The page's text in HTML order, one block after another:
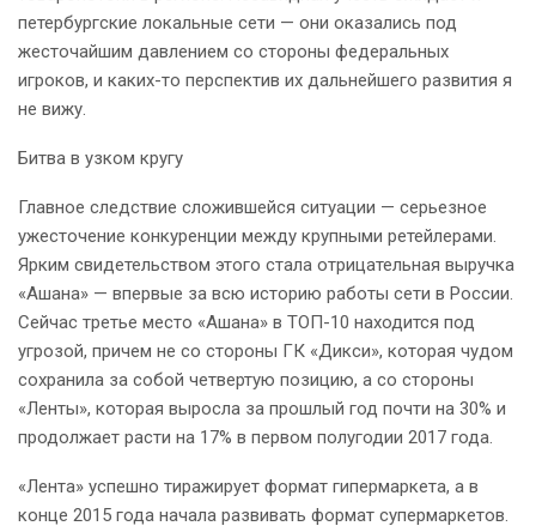
петербургские локальные сети — они оказались под
жесточайшим давлением со стороны федеральных
игроков, и каких-то перспектив их дальнейшего развития я
не вижу.
Битва в узком кругу
Главное следствие сложившейся ситуации — серьезное
ужесточение конкуренции между крупными ретейлерами.
Ярким свидетельством этого стала отрицательная выручка
«Ашана» — впервые за всю историю работы сети в России.
Сейчас третье место «Ашана» в ТОП-10 находится под
угрозой, причем не со стороны ГК «Дикси», которая чудом
сохранила за собой четвертую позицию, а со стороны
«Ленты», которая выросла за прошлый год почти на 30% и
продолжает расти на 17% в первом полугодии 2017 года.
«Лента» успешно тиражирует формат гипермаркета, а в
конце 2015 года начала развивать формат супермаркетов.